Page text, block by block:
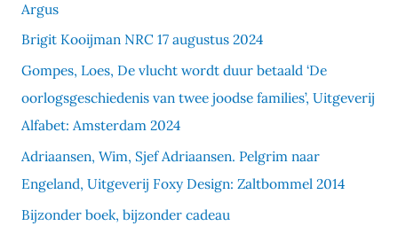
e
n
Argus
Brigit Kooijman NRC 17 augustus 2024
Gompes, Loes, De vlucht wordt duur betaald ‘De
oorlogsgeschiedenis van twee joodse families’, Uitgeverij
Alfabet: Amsterdam 2024
Adriaansen, Wim, Sjef Adriaansen. Pelgrim naar
Engeland, Uitgeverij Foxy Design: Zaltbommel 2014
Bijzonder boek, bijzonder cadeau